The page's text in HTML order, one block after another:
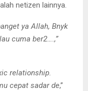
netizen lainnya.
ya Allah, Bnyk
cuma ber2….,”
relationship.
cepat sadar de,”